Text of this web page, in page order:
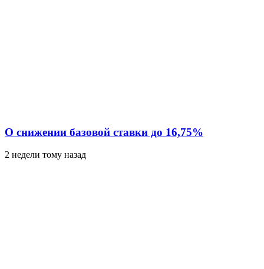
О снижении базовой ставки до 16,75%
2 недели тому назад